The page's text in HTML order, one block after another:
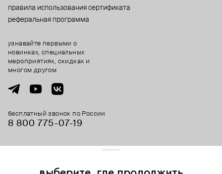
правила использования сертификата
реферальная программа
бесплатный звонок по России
8 800 775⁠-07⁠-19
узнавайте первыми о
новинках, специальных
мероприятиях, скидках и
многом другом